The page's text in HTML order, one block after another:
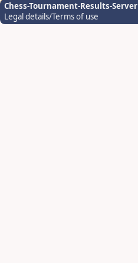
Chess-Tournament-Results-Server
Legal details/Terms of use